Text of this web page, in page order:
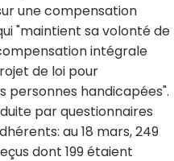
une compensation
"maintient sa volonté de
intégrale
de loi pour
personnes handicapées".
par questionnaires
au 18 mars, 249
dont 199 étaient